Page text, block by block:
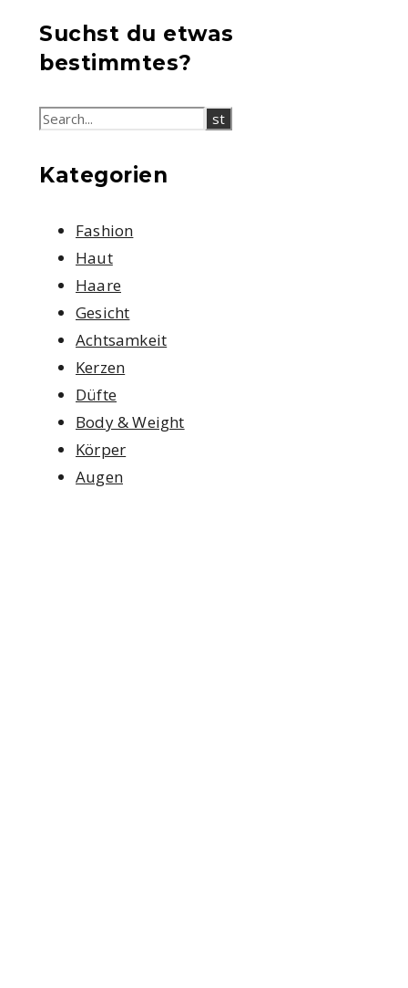
Suchst du etwas
bestimmtes?
Kategorien
Fashion
Haut
Haare
Gesicht
Achtsamkeit
Kerzen
Düfte
Body & Weight
Körper
Augen